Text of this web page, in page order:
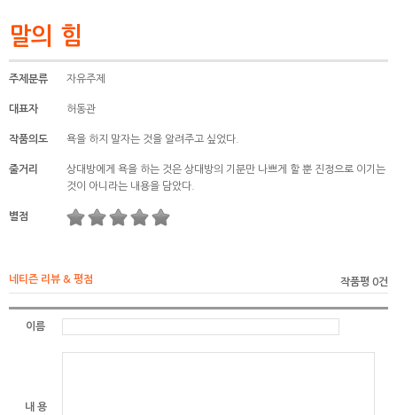
말의 힘
주제분류 자유주제
대표자 허동관
작품의도 욕을 하지 말자는 것을 알려주고 싶었다.
줄거리
상대방에게 욕을 하는 것은 상대방의 기분만 나쁘게 할 뿐 진정으로 이기는
것이 아니라는 내용을 담았다.
별점
네티즌 리뷰 & 평점 작품평 0건
이름
내 용